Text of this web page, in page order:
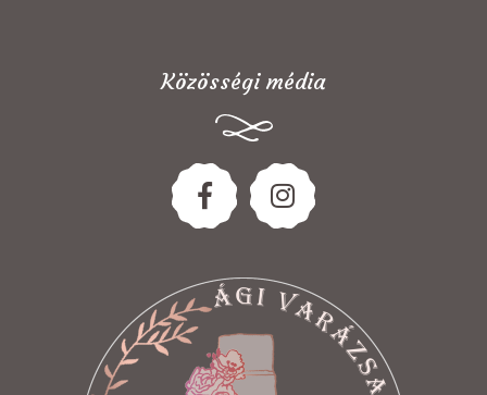
Közösségi média